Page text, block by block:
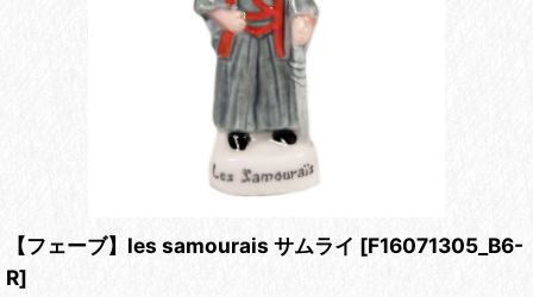
【フェーブ】les samourais サムライ [F16071305_B6-
R]